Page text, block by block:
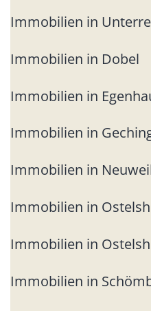
Immobilien in
Immobilien in Dobel
Immobilien in
Immobilien in
Immobilien in
Immobilien in
Immobilien in
Immobilien in